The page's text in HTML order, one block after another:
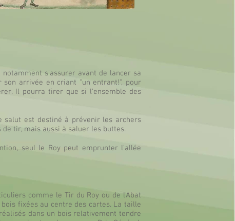
s’assurer avant de lancer sa
arrivée en criant "un entrant!", pour
Il pourra tirer que si l'ensemble des
salut est destiné à prévenir les archers
tir, mais aussi à saluer les buttes.
seul le Roy peut emprunter l'allée
comme le Tir du Roy ou de l'Abat
fixées au centre des cartes. La taille
dans un bois relativement tendre